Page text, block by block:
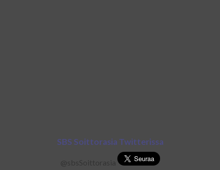
SBS Soittorasia Twitterissa
@sbsSoittorasia